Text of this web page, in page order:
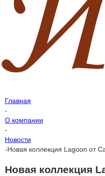
Главная
-
О компании
-
Новости
-Новая коллекция Lagoon от
Новая коллекция